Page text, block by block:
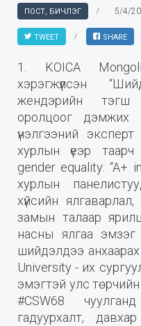
ПОСТ, БИЧЛЭГ 5/4/
TWEET SHARE
1. KOICA
хэрэгжүүлсэн
жендэрийн тэгш
оролцоог дэмжих
үнэлгээний
хурлын үеэр
gender equality: “A+
хурлын
хүйсийн ялгаварлал,
замын талаар
насны ялгаа
шийдэлдээ анхаарах
University - их
эмэгтэй улс
#CSW68
гадуурхалт,